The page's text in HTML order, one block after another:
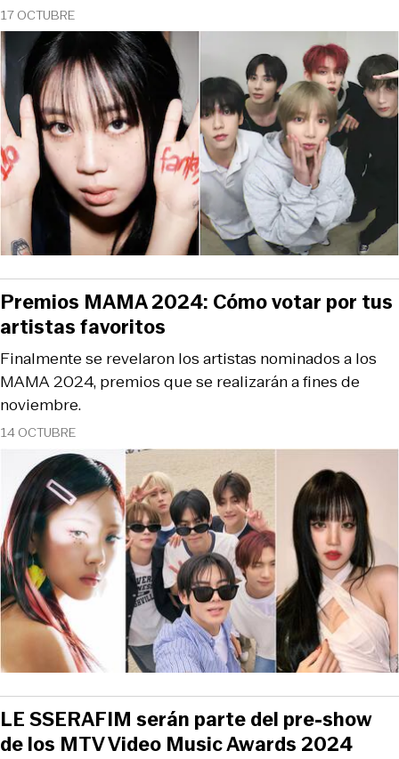
17 OCTUBRE
14 OCTUBRE
Finalmente se revelaron los artistas nominados a los
MAMA 2024, premios que se realizarán a fines de
noviembre.
Premios MAMA 2024: Cómo votar por tus
artistas favoritos
LE SSERAFIM serán parte del pre-show
de los MTV Video Music Awards 2024